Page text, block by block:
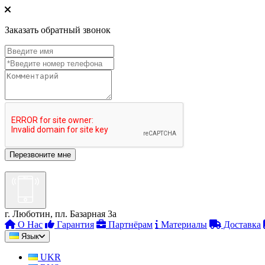
Заказать обратный звонок
г. Люботин, пл. Базарная 3а
О Нас
Гарантия Партнёрам Материалы Доставка
Язык
UKR